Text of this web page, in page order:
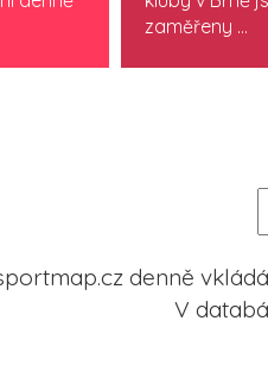
zaměřeny ...
denně
V